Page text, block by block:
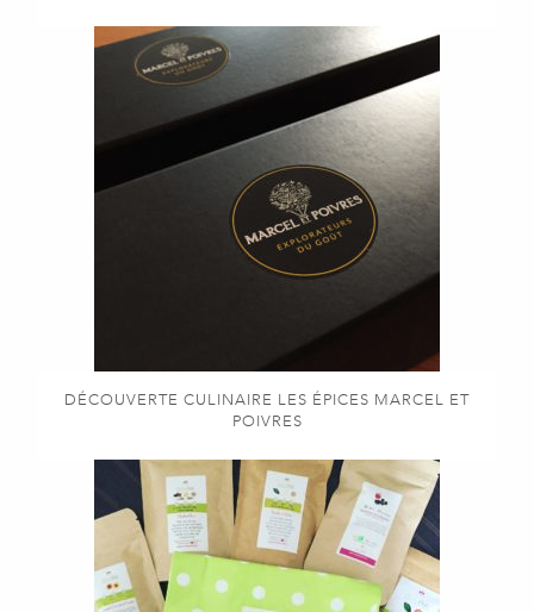
DÉCOUVERTE CULINAIRE LES ÉPICES MARCEL ET
POIVRES